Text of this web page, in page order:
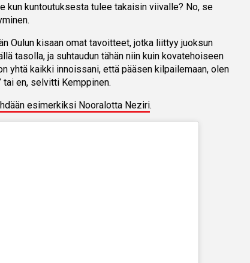
kun kuntoutuksesta tulee takaisin viivalle? No, se
Oulun kisaan omat tavoitteet, jotka liittyy juoksun
tasolla, ja suhtaudun tähän niin kuin kovatehoiseen
yhtä kaikki innoissani, että pääsen kilpailemaan, olen
tai en, selvitti Kemppinen.
esimerkiksi Nooralotta Neziri.